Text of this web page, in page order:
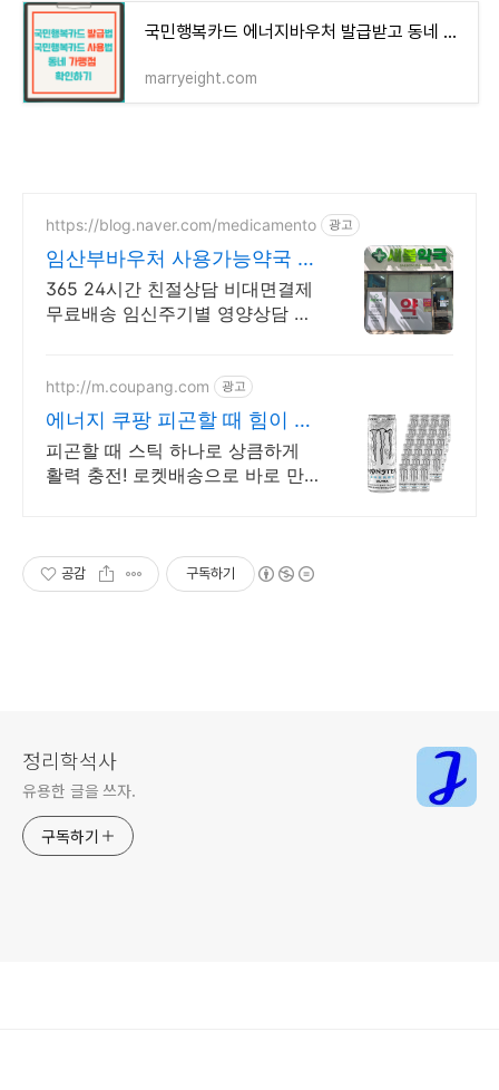
국민행복카드 에너지바우처 발급받고 동네 가맹점에서 사용하기
marryeight.com
https://blog.naver.com/medicamento 광고
임산부바우처 사용가능약국 국
민행복카드 사용처
365 24시간 친절상담 비대면결제
무료배송 임신주기별 영양상담 임
http://m.coupang.com 광고
에너지 쿠팡 피곤할 때 힘이 솟
아
피곤할 때 스틱 하나로 상큼하게
활력 충전! 로켓배송으로 바로 만
공감 구독하기
정리학석사
유용한 글을 쓰자.
구독하기